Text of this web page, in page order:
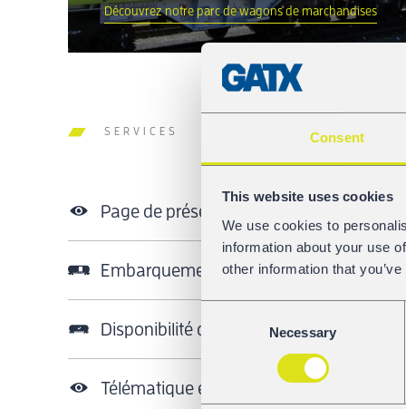
Consent
This website uses cookies
We use cookies to
information about your use
other information that
Selection
Necessary
Découvrez notre parc de wagons de marchandises
SERVICES
Page de présentation des services
Embarquement
Disponibilité des wagons
Télématique et capteurs